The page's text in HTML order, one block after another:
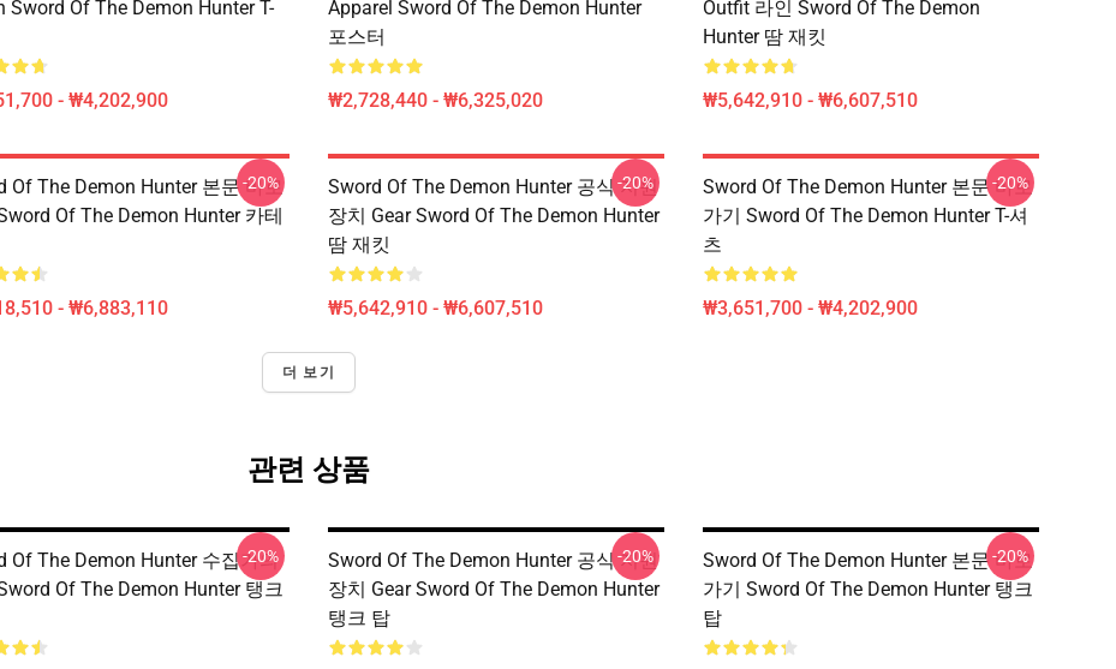
Sword Of The Demon Hunter T-
- ₩4,202,900
Apparel Sword Of The Demon Hunter
포스터
₩2,728,440 - ₩6,325,020
Outfit 라인 Sword Of The Demon
Hunter 땀 재킷
₩5,642,910 - ₩6,607,510
Of The Demon Hunter 본문 바로
Of The Demon Hunter 카테
- ₩6,883,110
-20%
Sword Of The Demon Hunter 공식 지원
장치 Gear Sword Of The Demon Hunter
땀 재킷
₩5,642,910 - ₩6,607,510
-20%
Sword Of The Demon Hunter 본문 바로
가기 Sword Of The Demon Hunter T-셔
츠
₩3,651,700 - ₩4,202,900
-20%
더 보기
관련 상품
Of The Demon Hunter 수집가의
Of The Demon Hunter 탱크
-20%
Sword Of The Demon Hunter 공식 지원
장치 Gear Sword Of The Demon Hunter
탱크 탑
-20%
Sword Of The Demon Hunter 본문 바로
가기 Sword Of The Demon Hunter 탱크
탑
-20%